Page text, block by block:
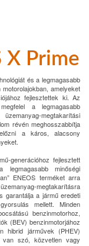
X Prime
és a legmagasabb
amelyeket
fejlesztettek ki. Az
a legmagasabb
megtakarítási
révén meghosszabbítja
a káros, alacsony
generációhoz fejlesztett
legmagasabb minőségi
ENEOS terméket arra
megtakarításra
garantálja a jármű eredeti
mellett. Minden
benzinmotorhoz,
(BEV) benzinmotorjához
hibrid járművek (PHEV)
van szó, közvetlen vagy